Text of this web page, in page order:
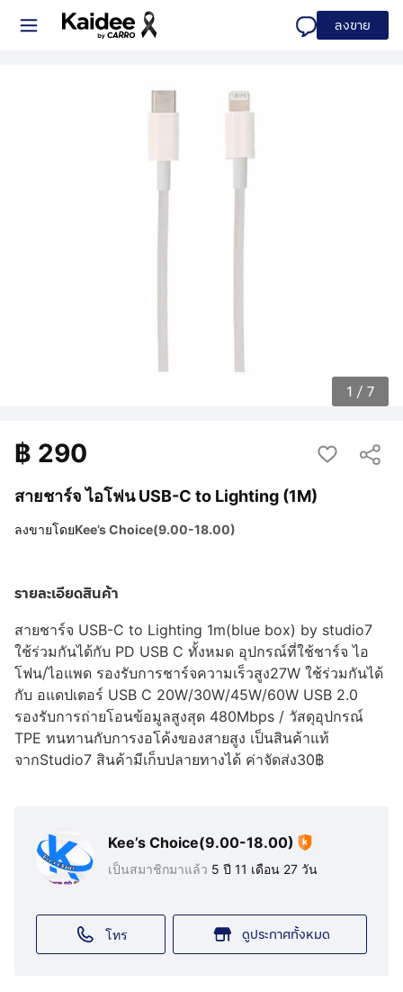
ลงขาย
1 / 7
สายชาร์จ ไอโฟน USB-C to Lighting (1M)
฿ 290
ลงขายโดยKee’s Choice(9.00-18.00)
รายละเอียดสินค้า
สายชาร์จ USB-C to Lighting 1m(blue box) by studio7
ใช้ร่วมกันได้กับ PD USB C ทั้งหมด อุปกรณ์ที่ใช้ชาร์จ ไอ
โฟน/ไอแพด รองรับการชาร์จความเร็วสูง27W ใช้ร่วมกันได้
กับ อแดปเตอร์ USB C 20W/30W/45W/60W USB 2.0
รองรับการถ่ายโอนข้อมูลสูงสุด 480Mbps / วัสดุอุปกรณ์
TPE ทนทานกับการงอโค้งของสายสูง เป็นสินค้าแท้
จากStudio7 สินค้ามีเก็บปลายทางได้ ค่าจัดส่ง30฿
Kee’s Choice(9.00-18.00)
เป็นสมาชิกมาแล้ว 5 ปี 11 เดือน 27 วัน
โทร ดูประกาศทั้งหมด